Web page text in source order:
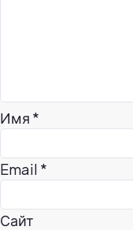
Имя *
Email *
Сайт